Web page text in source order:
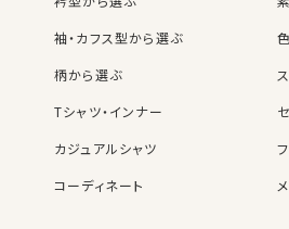
ACTIVE TROPICALはウールらしい
温かさに特化した秋冬向きウールと
※お勧めは春秋冬の3シーズンです。
また、ウールは素肌で着用するとチク
が、REDA ACTIVE TROPICALはほ
袖・カフス型から選ぶ
柄から選ぶ
Tシャツ・インナー
カジュアルシャツ
コーディネート